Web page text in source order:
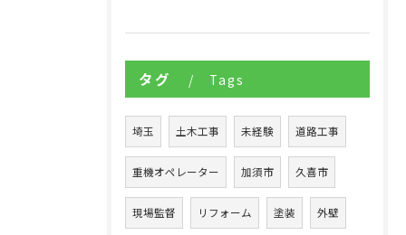
タグ Tags
埼玉 土木工事 未経験 道路工事
重機オペレーター 加須市 久喜市
現場監督 リフォーム 塗装 外壁